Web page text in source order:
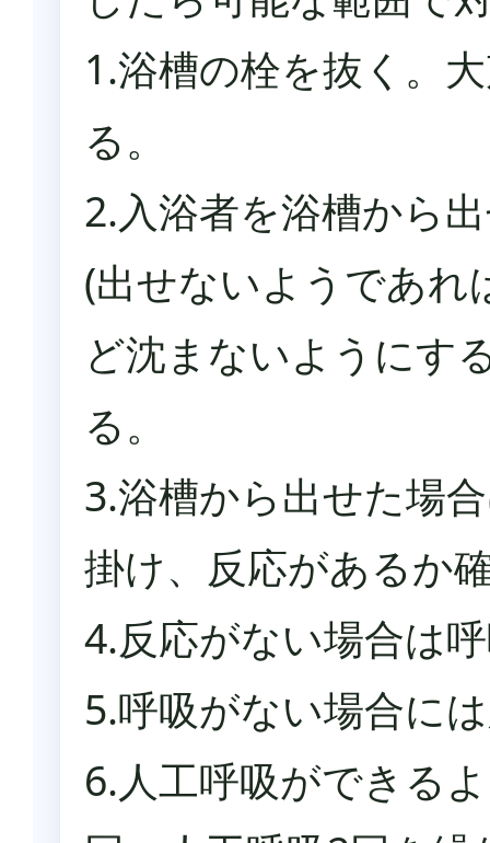
1.浴槽の栓を抜く。
る。
2.入浴者を浴槽から
(出せないようであれ
ど沈まないようにす
る。
3.浴槽から出せた場
掛け、反応があるか
4.反応がない場合は
5.呼吸がない場合に
6.人工呼吸ができる